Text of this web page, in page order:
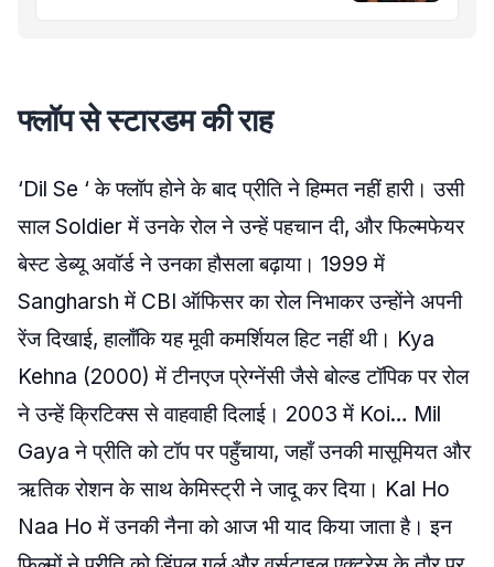
फ्लॉप से स्टारडम की राह
‘Dil Se ‘ के फ्लॉप होने के बाद प्रीति ने हिम्मत नहीं हारी। उसी
साल Soldier में उनके रोल ने उन्हें पहचान दी, और फिल्मफेयर
बेस्ट डेब्यू अवॉर्ड ने उनका हौसला बढ़ाया। 1999 में
Sangharsh में CBI ऑफिसर का रोल निभाकर उन्होंने अपनी
रेंज दिखाई, हालाँकि यह मूवी कमर्शियल हिट नहीं थी। Kya
Kehna (2000) में टीनएज प्रेग्नेंसी जैसे बोल्ड टॉपिक पर रोल
ने उन्हें क्रिटिक्स से वाहवाही दिलाई। 2003 में Koi… Mil
Gaya ने प्रीति को टॉप पर पहुँचाया, जहाँ उनकी मासूमियत और
ऋतिक रोशन के साथ केमिस्ट्री ने जादू कर दिया। Kal Ho
Naa Ho में उनकी नैना को आज भी याद किया जाता है। इन